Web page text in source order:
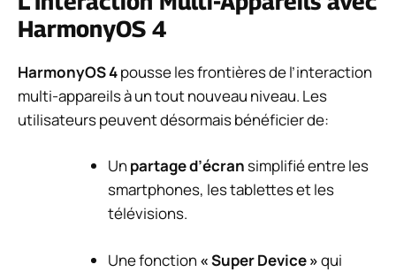
HarmonyOS 4
HarmonyOS 4pousse les frontières de l’interaction
multi-appareils à un tout nouveau niveau. Les
utilisateurs peuvent désormais bénéficier de:
Un partage d’écransimplifié entre les
smartphones, les tablettes et les
télévisions.
Une fonction « Super Device »qui